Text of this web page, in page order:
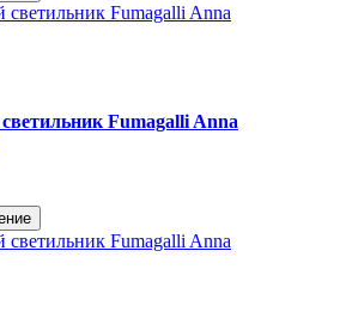
Fumagalli Anna